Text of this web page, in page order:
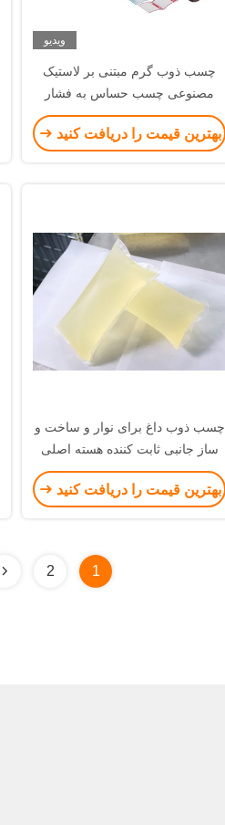
ویدیو
چسب ذوب گرم مبتنی بر لاستیک
مصنوعی چسب حساس به فشار
برای برچسب های کاغذی سرد
بهترین قیمت را دریافت کنید
چسب ذوب داغ برای نوار و ساخت و
ساز جانبی ثابت کننده هسته اصلی
بهترین قیمت را دریافت کنید
1
2